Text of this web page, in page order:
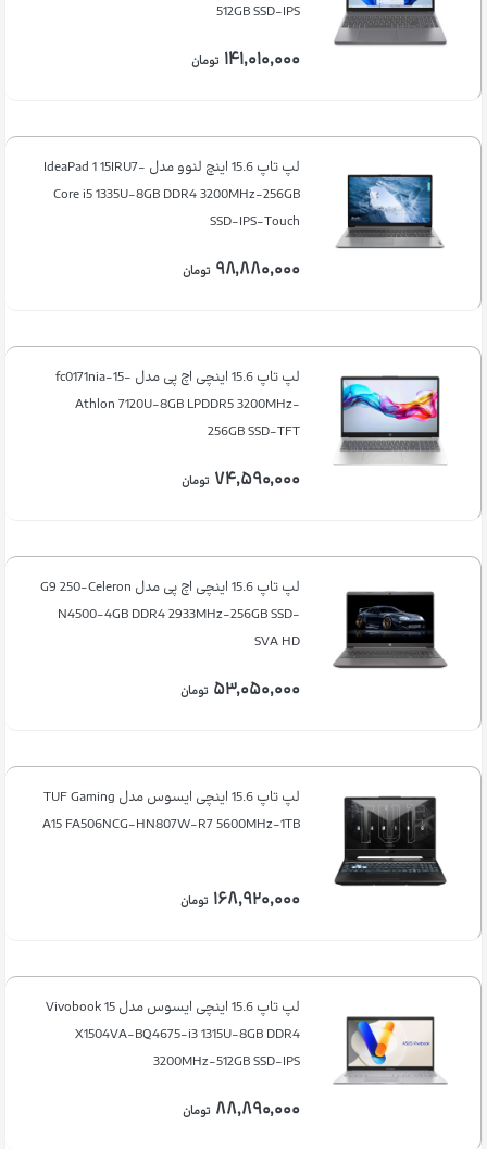
512GB SSD-IPS
۱۴۱,۰۱۰,۰۰۰ تومان
لپ تاپ 15.6 اینچ لنوو مدل IdeaPad 1 15IRU7-
Core i5 1335U-8GB DDR4 3200MHz-256GB
SSD-IPS-Touch
۹۸,۸۸۰,۰۰۰ تومان
لپ تاپ 15.6 اینچی اچ‌ پی مدل fc0171nia-15-
Athlon 7120U-8GB LPDDR5 3200MHz-
256GB SSD-TFT
۷۴,۵۹۰,۰۰۰ تومان
لپ تاپ 15.6 اینچی اچ‌ پی مدل G9 250-Celeron
N4500-4GB DDR4 2933MHz-256GB SSD-
SVA HD
۵۳,۰۵۰,۰۰۰ تومان
لپ تاپ 15.6 اینچی ایسوس مدل TUF Gaming
A15 FA506NCG-HN807W-R7 5600MHz-1TB
۱۶۸,۹۲۰,۰۰۰ تومان
لپ تاپ 15.6 اینچی ایسوس مدل Vivobook 15
X1504VA-BQ4675-i3 1315U-8GB DDR4
3200MHz-512GB SSD-IPS
۸۸,۸۹۰,۰۰۰ تومان